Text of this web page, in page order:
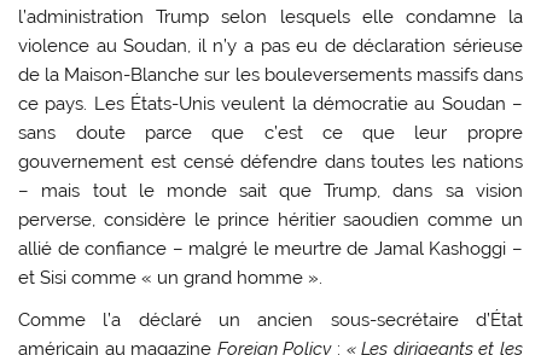
l’administration Trump selon lesquels elle condamne la
violence au Soudan, il n’y a pas eu de déclaration sérieuse
de la Maison-Blanche sur les bouleversements massifs dans
ce pays. Les États-Unis veulent la démocratie au Soudan –
sans doute parce que c’est ce que leur propre
gouvernement est censé défendre dans toutes les nations
– mais tout le monde sait que Trump, dans sa vision
perverse, considère le prince héritier saoudien comme un
allié de confiance – malgré le meurtre de Jamal Kashoggi –
et Sisi comme « un grand homme ».
Comme l’a déclaré un ancien sous-secrétaire d’État
américain au magazine Foreign Policy: « Les dirigeants et les